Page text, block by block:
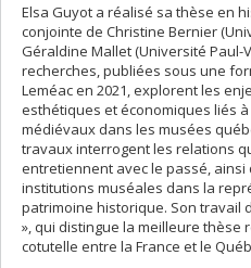
Elsa Guyot a réalisé sa thèse en
conjointe de Christine Bernier
Géraldine Mallet (Université Paul-
recherches, publiées sous une
Leméac en 2021, explorent les
esthétiques et économiques liés
médiévaux dans les musées
travaux interrogent les relations
entretiennent avec le passé, ainsi
institutions muséales dans la
patrimoine historique. Son travail
», qui distingue la meilleure thèse
cotutelle entre la France et le